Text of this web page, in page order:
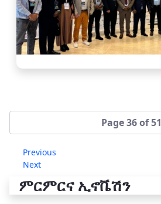
Page 36 of 51
Previous
Next
ምርምርና ኢኖቬሽን